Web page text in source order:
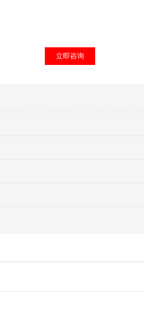
立即咨询